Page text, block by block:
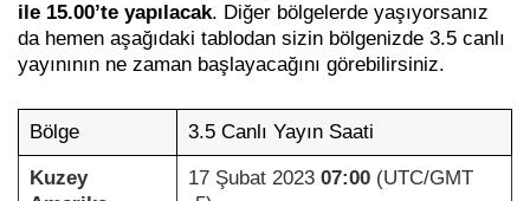
ile 15.00’te yapılacak. Diğer bölgelerde yaşıyorsanız
da hemen aşağıdaki tablodan sizin bölgenizde 3.5 canlı
yayınının ne zaman başlayacağını görebilirsiniz.
Bölge 3.5 Canlı Yayın Saati
Kuzey
17 Şubat 2023 07:00(UTC/GMT